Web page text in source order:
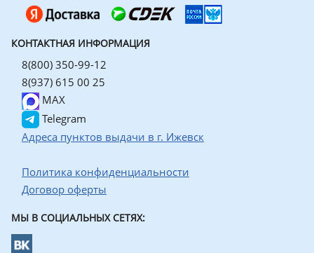
КОНТАКТНАЯ ИНФОРМАЦИЯ
8(800) 350-99-12
8(937) 615 00 25
MAX
Telegram
Адреса пунктов выдачи в г. Ижевск
Политика конфиденциальности
Договор оферты
МЫ В СОЦИАЛЬНЫХ СЕТЯХ: